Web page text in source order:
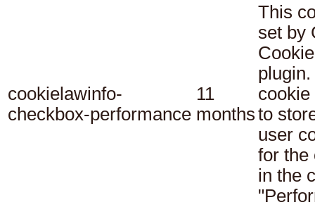
cookielawinfo-
checkbox-performance
11
months
This
set by
cookie
to
user
for the
in the